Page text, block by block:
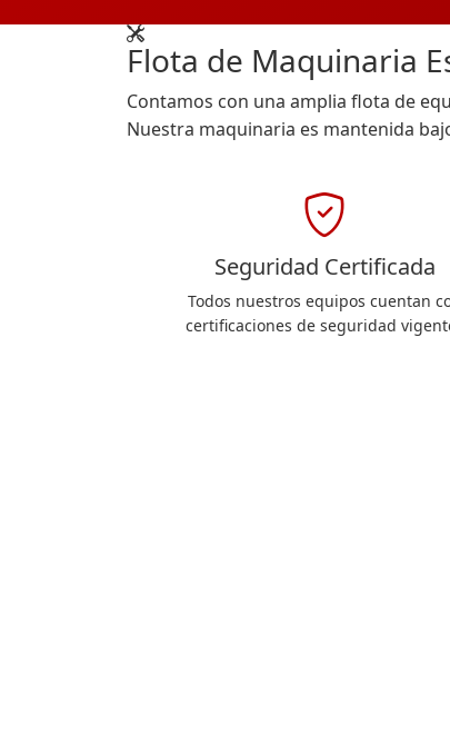
Flota de Maquinaria
Contamos con una amplia flota de
Nuestra maquinaria es mantenida
Seguridad Certificada
Todos nuestros equipos cuentan
certificaciones de seguridad